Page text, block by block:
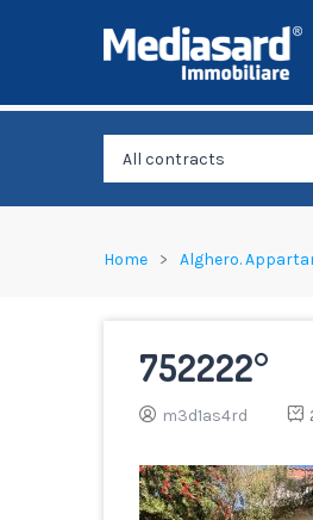
Home Alghero.
752222°
m3d1as4rd